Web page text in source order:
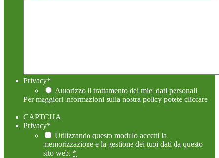
Privacy*
Autorizzo il trattamento dei miei dati personali
Per maggiori informazioni sulla nostra policy potete cliccare
CAPTCHA
Privacy*
Utilizzando questo modulo accetti la
memorizzazione e la gestione dei tuoi dati da questo
sito web. *